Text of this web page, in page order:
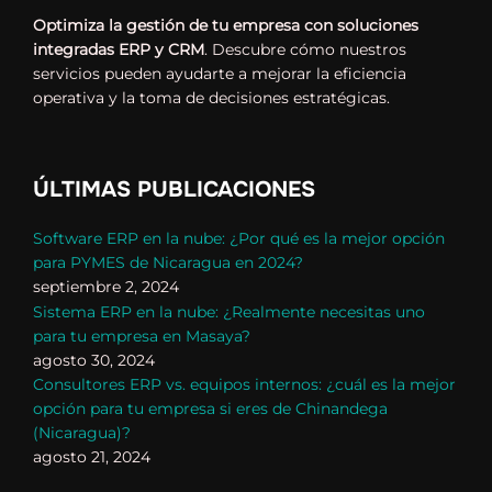
Optimiza la gestión de tu empresa con soluciones
integradas ERP y CRM. Descubre cómo nuestros
servicios pueden ayudarte a mejorar la eficiencia
operativa y la toma de decisiones estratégicas.
ÚLTIMAS PUBLICACIONES
Software ERP en la nube: ¿Por qué es la mejor opción
para PYMES de Nicaragua en 2024?
septiembre 2, 2024
Sistema ERP en la nube: ¿Realmente necesitas uno
para tu empresa en Masaya?
agosto 30, 2024
Consultores ERP vs. equipos internos: ¿cuál es la mejor
opción para tu empresa si eres de Chinandega
(Nicaragua)?
agosto 21, 2024